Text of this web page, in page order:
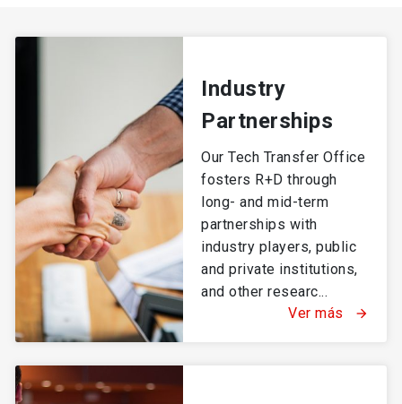
Industry
Partnerships
Our Tech Transfer Office
fosters R+D through
long- and mid-term
partnerships with
industry players, public
and private institutions,
and other researc...
Ver más
arrow_forward